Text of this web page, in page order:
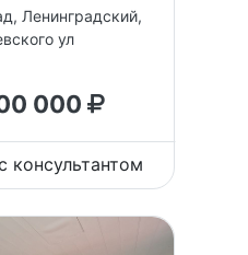
Ленинградский,
ул
000
консультантом